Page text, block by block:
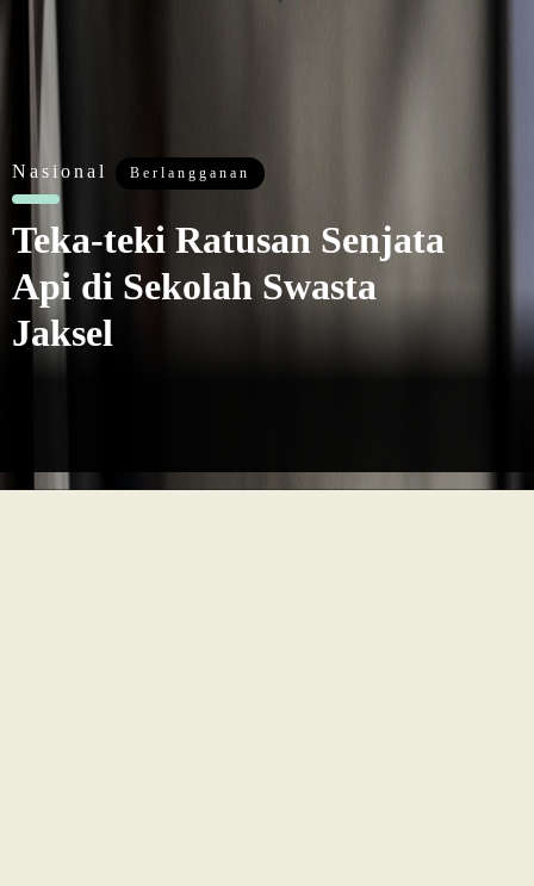
Internasional
Pembebasan Al-Aqsa
Syaratkan Persatuan
Negara Muslim